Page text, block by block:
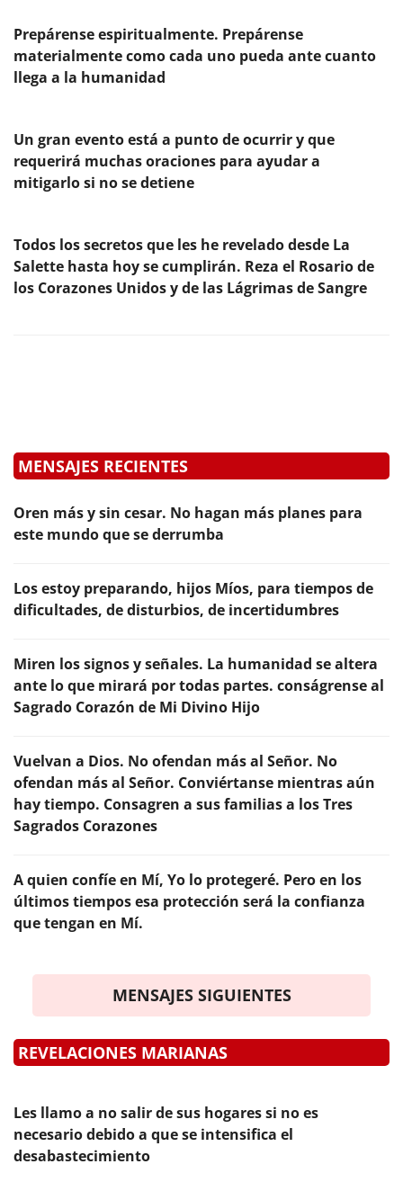
Prepárense espiritualmente. Prepárense
materialmente como cada uno pueda ante cuanto
llega a la humanidad
Un gran evento está a punto de ocurrir y que
requerirá muchas oraciones para ayudar a
mitigarlo si no se detiene
Todos los secretos que les he revelado desde La
Salette hasta hoy se cumplirán. Reza el Rosario de
los Corazones Unidos y de las Lágrimas de Sangre
MENSAJES RECIENTES
Oren más y sin cesar. No hagan más planes para
este mundo que se derrumba
Los estoy preparando, hijos Míos, para tiempos de
dificultades, de disturbios, de incertidumbres
Miren los signos y señales. La humanidad se altera
ante lo que mirará por todas partes. conságrense al
Sagrado Corazón de Mi Divino Hijo
Vuelvan a Dios. No ofendan más al Señor. No
ofendan más al Señor. Conviértanse mientras aún
hay tiempo. Consagren a sus familias a los Tres
Sagrados Corazones
A quien confíe en Mí, Yo lo protegeré. Pero en los
últimos tiempos esa protección será la confianza
que tengan en Mí.
MENSAJES SIGUIENTES
REVELACIONES MARIANAS
Les llamo a no salir de sus hogares si no es
necesario debido a que se intensifica el
desabastecimiento